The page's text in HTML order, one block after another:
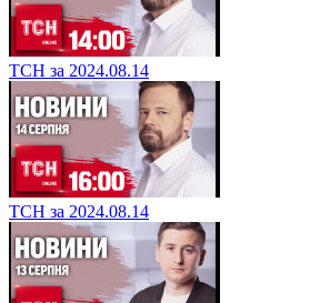
ТСН за 2024.08.14
ТСН за 2024.08.14